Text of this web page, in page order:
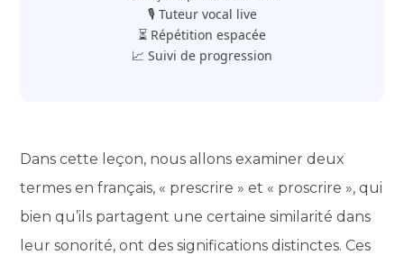
🎙️ Tuteur vocal live
⏳ Répétition espacée
📈 Suivi de progression
Dans cette leçon, nous allons examiner deux
termes en français, « prescrire » et « proscrire », qui
bien qu’ils partagent une certaine similarité dans
leur sonorité, ont des significations distinctes. Ces